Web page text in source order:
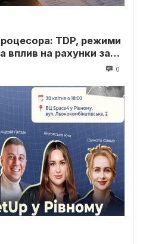
TDP, режими
вплив на рахунки за
0